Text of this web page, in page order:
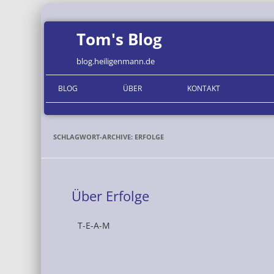
Tom's Blog
blog.heiligenmann.de
BLOG ÜBER
ORGANISATIONEN
KONTAKT
SCHLAGWORT-ARCHIVE: ERFOLGE
Über Erfolge
T-E-A-M